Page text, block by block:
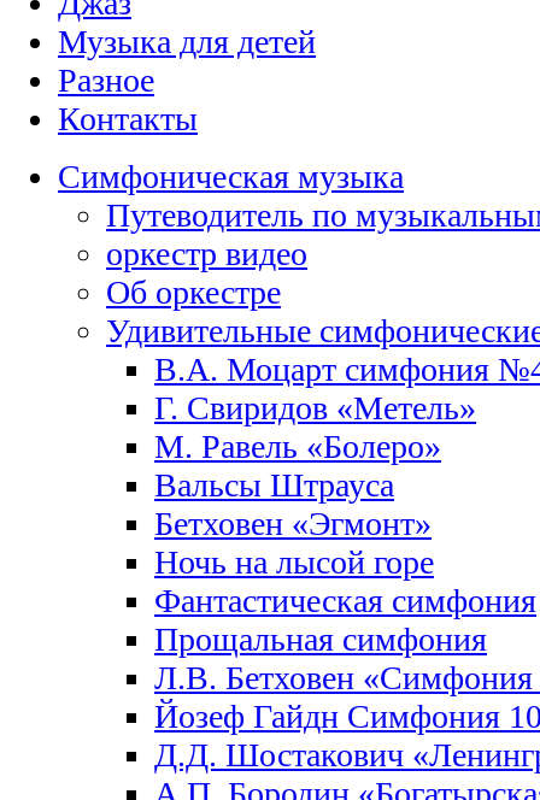
Музыка для детей
Разное
Контакты
Симфоническая музыка
Путеводитель по
оркестр видео
Об оркестре
Удивительные
В.А. Моцарт симфония
Г. Свиридов «Метель»
М. Равель «Болеро»
Вальсы Штрауса
Бетховен «Эгмонт»
Ночь на лысой горе
Фантастическая симфония
Прощальная симфония
Л.В. Бетховен
Йозеф Гайдн Симфония
Д.Д. Шостакович